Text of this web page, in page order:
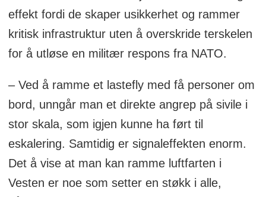
effekt fordi de skaper usikkerhet og rammer
kritisk infrastruktur uten å overskride terskelen
for å utløse en militær respons fra NATO.
– Ved å ramme et lastefly med få personer om
bord, unngår man et direkte angrep på sivile i
stor skala, som igjen kunne ha ført til
eskalering. Samtidig er signaleffekten enorm.
Det å vise at man kan ramme luftfarten i
Vesten er noe som setter en støkk i alle,